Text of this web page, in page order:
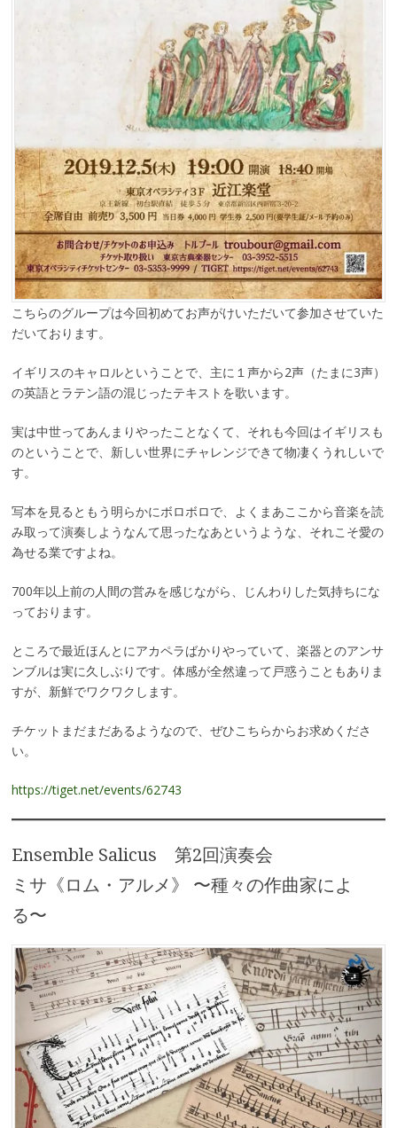
こちらのグループは今回初めてお声がけいただいて参加させていた
だいております。
イギリスのキャロルということで、主に１声から2声（たまに3声）
の英語とラテン語の混じったテキストを歌います。
実は中世ってあんまりやったことなくて、それも今回はイギリスも
のということで、新しい世界にチャレンジできて物凄くうれしいで
す。
写本を見るともう明らかにボロボロで、よくまあここから音楽を読
み取って演奏しようなんて思ったなあというような、それこそ愛の
為せる業ですよね。
700年以上前の人間の営みを感じながら、じんわりした気持ちにな
っております。
ところで最近ほんとにアカペラばかりやっていて、楽器とのアンサ
ンブルは実に久しぶりです。体感が全然違って戸惑うこともありま
すが、新鮮でワクワクします。
チケットまだまだあるようなので、ぜひこちらからお求めくださ
い。
https://tiget.net/events/62743
Ensemble Salicus 第2回演奏会
ミサ《ロム・アルメ》 〜種々の作曲家によ
る〜